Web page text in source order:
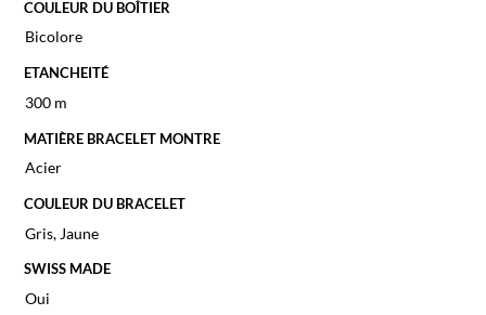
COULEUR DU BOÎTIER
Bicolore
ETANCHEITÉ
300 m
MATIÈRE BRACELET MONTRE
Acier
COULEUR DU BRACELET
Gris, Jaune
SWISS MADE
Oui